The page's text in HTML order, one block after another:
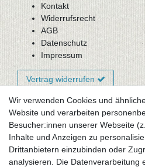
Kontakt
Widerrufsrecht
AGB
Datenschutz
Impressum
Vertrag widerrufen
Newsletter-Anmeldung
FAQ / Fragen
Mein Warenkorb
Mein Merkzettel
Wir verwenden Cookies und
Website und verarbeiten
Besucher:innen unserer Webseite
Inhalte und Anzeigen zu
Drittanbietern einzubinden oder
analysieren. Die Datenverarbeitung